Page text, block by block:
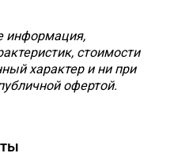
информация,
стоимости
характер и ни при
офертой.